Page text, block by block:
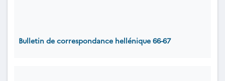
Bulletin de correspondance hellénique 66-67